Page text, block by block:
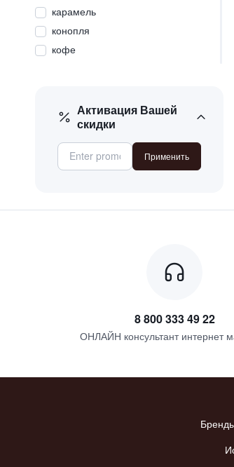
карамель
конопля
кофе
маракуйя
мускус
пачули
розовый пион
Активация Вашей
скидки
Применить
8 800 333 49 22
ОНЛАЙН консультант интернет